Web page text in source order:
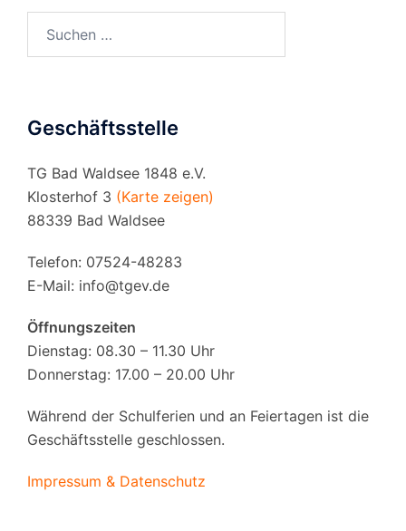
Geschäftsstelle
TG Bad Waldsee 1848 e.V.
Klosterhof 3 (Karte zeigen)
88339 Bad Waldsee
Telefon: 07524-48283
E-Mail: info@tgev.de
Öffnungszeiten
Dienstag: 08.30 – 11.30 Uhr
Donnerstag: 17.00 – 20.00 Uhr
Während der Schulferien und an Feiertagen ist die
Geschäftsstelle geschlossen.
Impressum & Datenschutz